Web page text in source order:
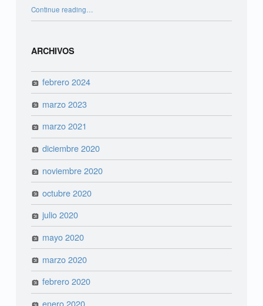
Continue reading …
ARCHIVOS
febrero 2024
marzo 2023
marzo 2021
diciembre 2020
noviembre 2020
octubre 2020
julio 2020
mayo 2020
marzo 2020
febrero 2020
enero 2020